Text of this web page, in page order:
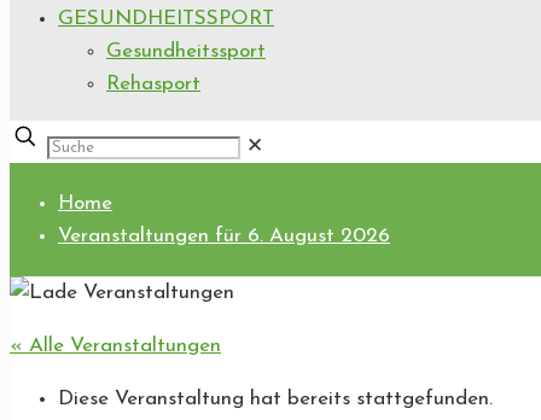
GESUNDHEITSSPORT
Gesundheitssport
Rehasport
✕
Home
Veranstaltungen für 6. August 2026
« Alle Veranstaltungen
Diese Veranstaltung hat bereits stattgefunden.